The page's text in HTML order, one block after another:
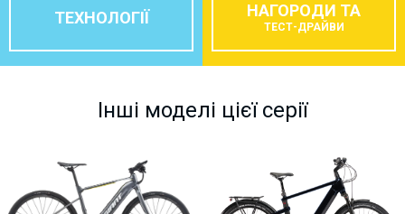
ТЕХНОЛОГІЇ НАГОРОДИ ТА
ТЕСТ-ДРАЙВИ
Інші моделі цієї серії